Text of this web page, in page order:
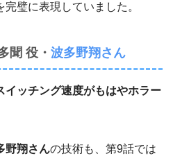
璧に表現していました。
聞 役・ 波多野翔さん
イッチング速度がもはやホラー
野翔さんの技術も、第9話では